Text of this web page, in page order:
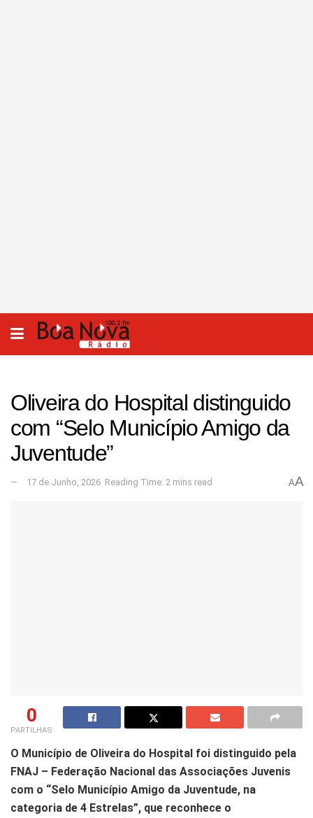
Oliveira do Hospital distinguido
com “Selo Município Amigo da
Juventude”
17 de Junho, 2026 Reading Time: 2 mins read AA
0
PARTILHAS
O Município de Oliveira do Hospital foi distinguido pela
FNAJ – Federação Nacional das Associações Juvenis
com o “Selo Município Amigo da Juventude, na
categoria de 4 Estrelas”, que reconhece o